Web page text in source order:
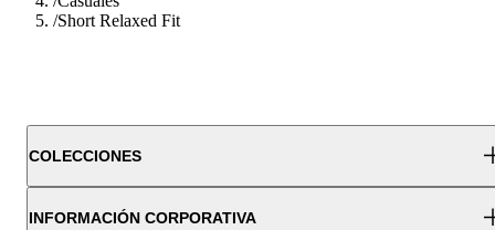
/Short Relaxed Fit
COLECCIONES
INFORMACIÓN CORPORATIVA